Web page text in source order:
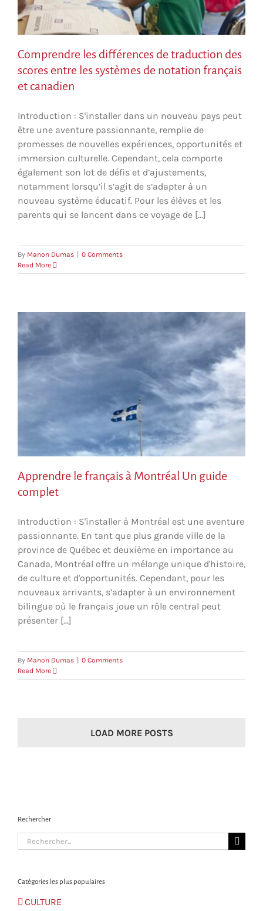
Comprendre les différences de traduction des
scores entre les systèmes de notation français
et canadien
Introduction : S'installer dans un nouveau pays peut
être une aventure passionnante, remplie de
promesses de nouvelles expériences, opportunités et
immersion culturelle. Cependant, cela comporte
également son lot de défis et d’ajustements,
notamment lorsqu’il s’agit de s’adapter à un
nouveau système éducatif. Pour les élèves et les
parents qui se lancent dans ce voyage de [...]
By Manon Dumas | 0 Comments
Read More
Apprendre le français à Montréal Un guide
complet
Introduction : S'installer à Montréal est une aventure
passionnante. En tant que plus grande ville de la
province de Québec et deuxième en importance au
Canada, Montréal offre un mélange unique d'histoire,
de culture et d'opportunités. Cependant, pour les
nouveaux arrivants, s’adapter à un environnement
bilingue où le français joue un rôle central peut
présenter [...]
By Manon Dumas | 0 Comments
Read More
LOAD MORE POSTS
Rechercher
Search
for:
Catégories les plus populaires
CULTURE